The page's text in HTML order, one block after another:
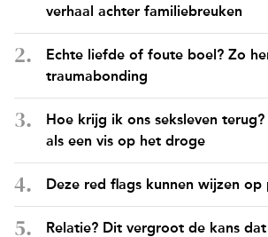
verhaal achter familiebreuken
Echte liefde of foute boel? Zo
traumabonding
Hoe krijg ik ons seksleven
als een vis op het droge
Deze red flags kunnen wijzen
Relatie? Dit vergroot de kans